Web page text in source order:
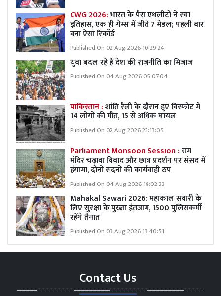
CWG 2026:भारत के पैरा एथलीटों ने रचा
इतिहास, एक ही गेम्स में जीते 7 मेडल; पहली बार
बना ऐसा रिकॉर्ड
Published On 02 Aug 2026 10:29:24
युवा बदल रहे हैं देश की राजनीति का मिजाज
Published On 04 Aug 2026 05:07:04
पाकिस्तान :शांति रैली के दौरान हुए विस्फोट में
14 लोगों की मौत, 15 से अधिक घायल
Published On 02 Aug 2026 22:13:05
Parliament Monsoon Session :राम
मंदिर चढ़ावा विवाद और छात्र प्रदर्शन पर संसद में
हंगामा, दोनों सदनों की कार्यवाही ठप
Published On 04 Aug 2026 18:02:33
Mahakal Sawari 2026: महाकाल सवारी के
लिए सुरक्षा के पुख्ता इंतजाम, 1500 पुलिसकर्मी
रहेंगे तैनात
Published On 03 Aug 2026 13:40:51
Contact Us